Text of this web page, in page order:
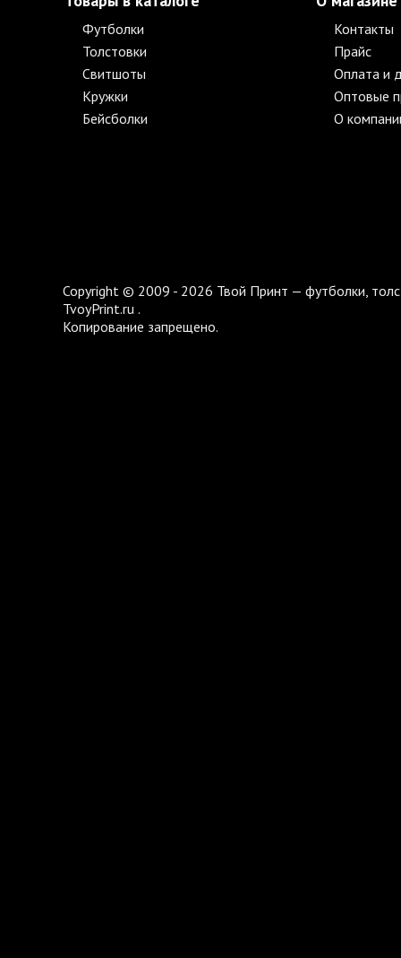
Футболки
Толстовки
Свитшоты
Кружки
Бейсболки
Контакты
Прайс
Оплата и
Оптовые
О
Copyright © 2009 - 2026 Твой Принт — футболки,
TvoyPrint.ru .
Копирование запрещено.